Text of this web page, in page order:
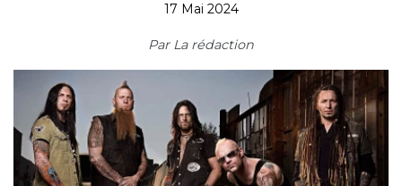
17 Mai 2024
Par La rédaction